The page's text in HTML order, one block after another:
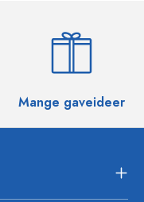
Mange gaveideer